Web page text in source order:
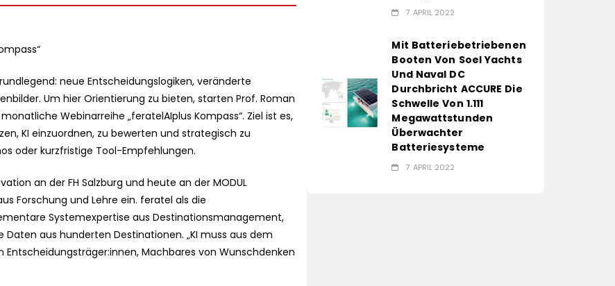
neue Entscheidungslogiken, veränderte
Um hier Orientierung zu bieten, starten Prof. Roman
Webinarreihe „feratelAIplus Kompass“. Ziel ist es,
KI einzuordnen, zu bewerten und strategisch zu
oder kurzfristige Tool-Empfehlungen.
an der FH Salzburg und heute an der MODUL
Forschung und Lehre ein. feratel als die
Systemexpertise aus Destinationsmanagement,
aus hunderten Destinationen. „KI muss aus dem
Entscheidungsträger:innen, Machbares von Wunschdenken
7. APRIL 2022
Mit Batteriebetriebenen
Booten Von Soel Yachts
Und Naval DC
Durchbricht ACCURE Die
Schwelle Von 1.111
Megawattstunden
Überwachter
Batteriesysteme
7. APRIL 2022